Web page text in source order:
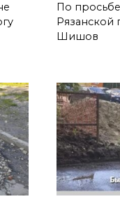
По
Рязанской
Шишов